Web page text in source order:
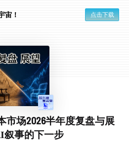
宙！ 点击下载
市场2026半年度复盘与展
叙事的下一步